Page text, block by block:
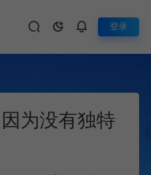
登录
为没有独特